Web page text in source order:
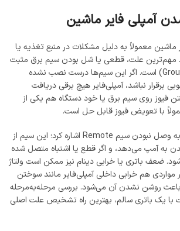
آمپلی فایر ماشین
معمولاً به دلیل مشکلات در منبع تغذیه یا
مهم‌ترین علت، قطعی یا شل بودن سیم برق مثبت
(Power) یا منفی (Ground) است. اگر این سیم‌ها درست نصب نشده
برقرار نباشد، آمپلی‌فایر هیچ برقی دریافت
فیوز روی سیم برق یا خود دستگاه هم یکی از
با تعویض فیوز قابل حل است.
از دلایل دیگر می‌توان به وصل نبودن سیم Remote اشاره کرد؛ این سیم از
آمپ می‌دهد، و اگر قطع یا اشتباه متصل شده
ضعف باتری یا خرابی دینام نیز ممکن است ولتاژ
مواردی هم خرابی داخلی آمپلی‌فایر مانند سوختن
باعث روشن نشدن آن می‌شود. بررسی مرحله‌به‌مرحله
با یک باتری سالم، بهترین راه تشخیص علت اصلی